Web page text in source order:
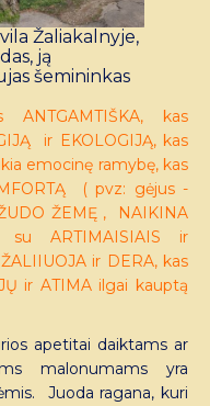
Žaliakalnyje,
ją
šemininkas
kas
ir EKOLOGIJĄ, kas
emocinę ramybę, kas
( pvz: gėjus -
ŽEMĘ , NAIKINA
su ARTIMAISIAIS ir
ir DERA, kas
ir ATIMA ilgai kauptą
apetitai daiktams ar
malonumams yra
Juoda ragana, kuri